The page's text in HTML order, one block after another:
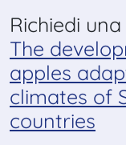
Richiedi
The
apples
climates of
countries